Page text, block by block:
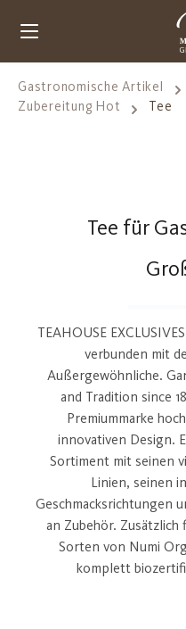
Gastronomische Artikel
Zubereitung Hot
Tee
Tee für
TEAHOUSE
verbunden mit
Außergewöhnliche.
and Tradition since
Premiummarke
innovativen Design.
Sortiment mit seinen
Linien, seinen
Geschmacksrichtungen
an Zubehör. Zusätzlich
Sorten von Numi
komplett